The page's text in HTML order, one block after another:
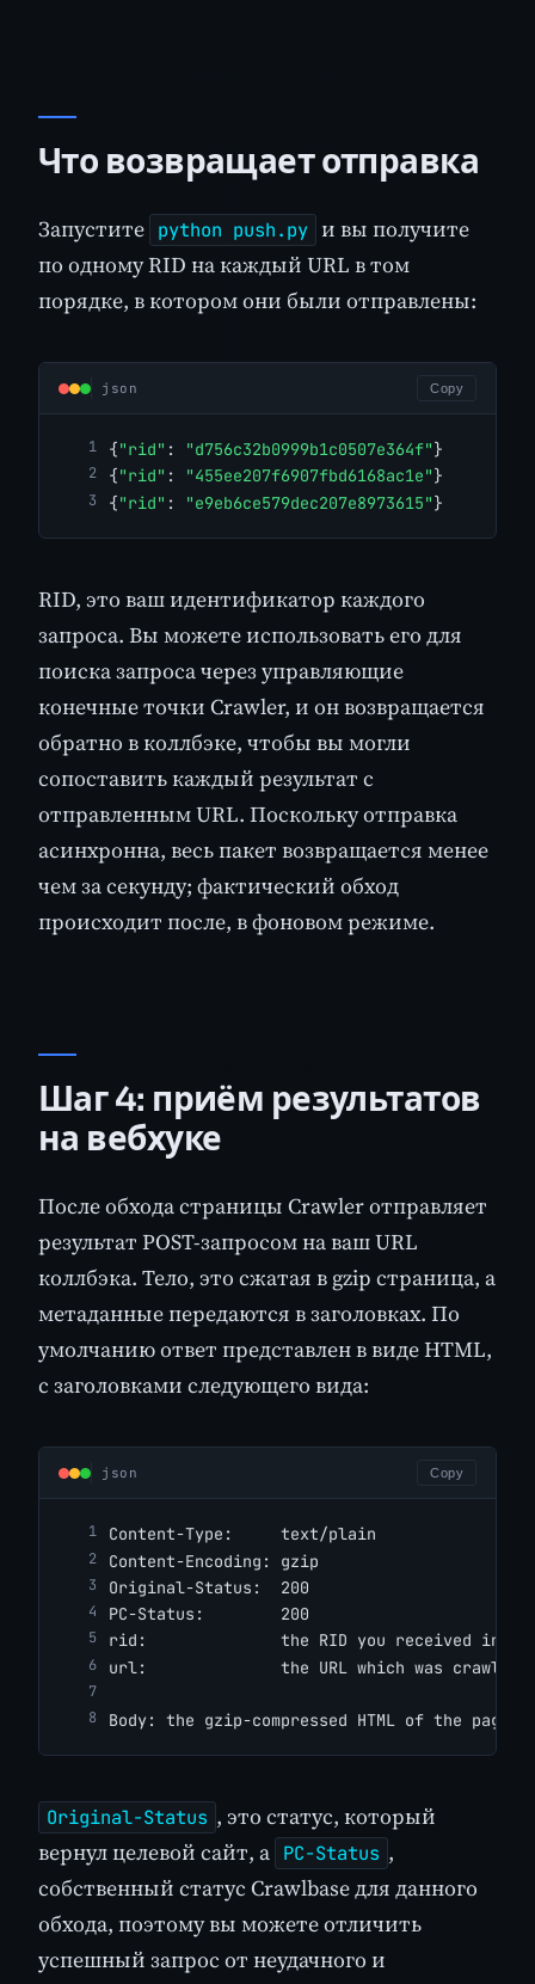
Что возвращает отправка
Запустите python push.py и вы получите
по одному RID на каждый URL в том
порядке, в котором они были отправлены:
json Copy
{"rid" : "d756c32b0999b1c0507e364f"}
{"rid" : "455ee207f6907fbd6168ac1e"}
{"rid" : "e9eb6ce579dec207e8973615"}
RID, это ваш идентификатор каждого
запроса. Вы можете использовать его для
поиска запроса через управляющие
конечные точки Crawler, и он возвращается
обратно в коллбэке, чтобы вы могли
сопоставить каждый результат с
отправленным URL. Поскольку отправка
асинхронна, весь пакет возвращается менее
чем за секунду; фактический обход
происходит после, в фоновом режиме.
Шаг 4: приём результатов
на вебхуке
После обхода страницы Crawler отправляет
результат POST-запросом на ваш URL
коллбэка. Тело, это сжатая в gzip страница, а
метаданные передаются в заголовках. По
умолчанию ответ представлен в виде HTML,
с заголовками следующего вида:
json Copy
Content-Type:     text/plain
Content-Encoding: gzip
Original-Status:  200
PC-Status:        200
rid:              the RID you received in
url:              the URL which was crawled
Body: the gzip-compressed HTML of the page
Original-Status , это статус, который
вернул целевой сайт, а PC-Status ,
собственный статус Crawlbase для данного
обхода, поэтому вы можете отличить
успешный запрос от неудачного и